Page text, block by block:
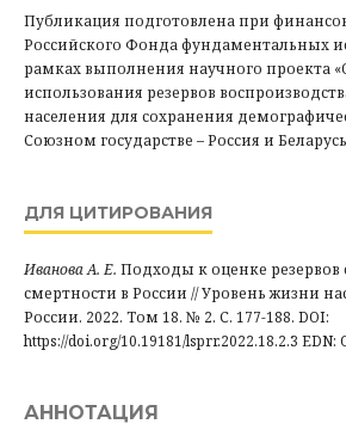
Публикация подготовлена при
Российского Фонда фундаментальных
рамках выполнения научного проекта
использования резервов
населения для сохранения
Союзном государстве – Россия и
ДЛЯ ЦИТИРОВАНИЯ
Иванова А. Е. Подходы к оценке резервов
смертности в России // Уровень жизни
России. 2022. Том 18. № 2. С. 177-188. DOI:
https://doi.org/10.19181/lsprr.2022.18.2.3 EDN:
АННОТАЦИЯ